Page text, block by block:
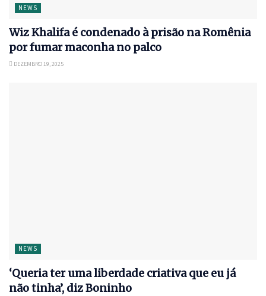
NEWS
Wiz Khalifa é condenado à prisão na Romênia
por fumar maconha no palco
DEZEMBRO 19, 2025
NEWS
‘Queria ter uma liberdade criativa que eu já
não tinha’, diz Boninho